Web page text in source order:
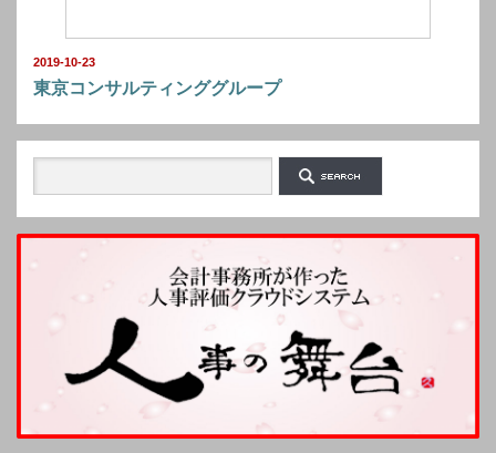
2019-10-23
東京コンサルティンググループ